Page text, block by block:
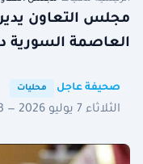
مجلس التعاون
العاصمة
صحيفة عاجل محليات
الثلاثاء 7 يوليو 2026 — 18:13 توقيت الرياض